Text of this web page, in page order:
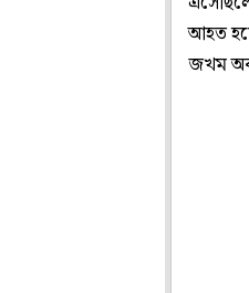
আহত
জখম